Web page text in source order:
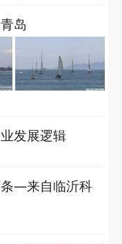
岛
发展逻辑
—来自临沂科